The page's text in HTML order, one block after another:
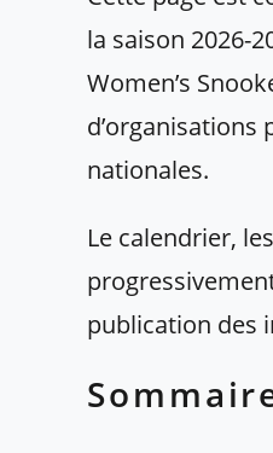
la saison 2026-
Women’s
d’organisations
nationales.
Le calendrier,
publication des